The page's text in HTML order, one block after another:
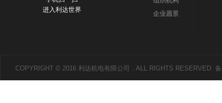
进入利达世界
企业愿景
COPYRIGHT © 2016 利达机电有限公司 . ALL RIGHTS RESERVED.